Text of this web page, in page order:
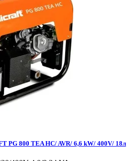
PG 800 TEA HC/ AVR/ 6,6 kW/ 400V/ 18л